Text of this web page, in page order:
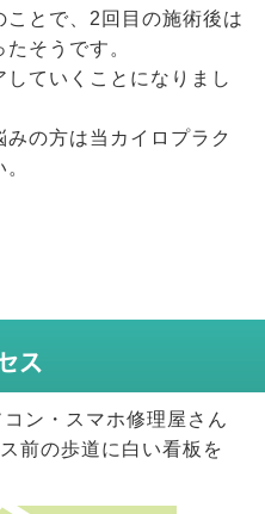
とで、2回目の施術後は
そうです。
ていくことになりまし
の方は当カイロプラク
ス
ン・スマホ修理屋さん
前の歩道に白い看板を